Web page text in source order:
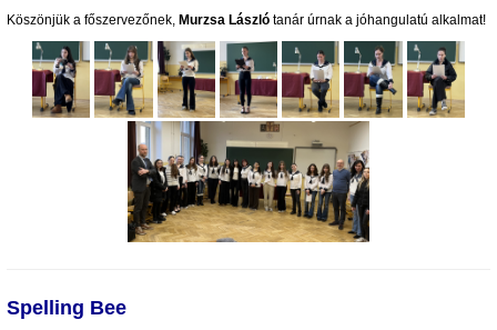
Köszönjük a főszervezőnek, Murzsa László tanár úrnak a jóhangulatú alkalmat!
Spelling Bee